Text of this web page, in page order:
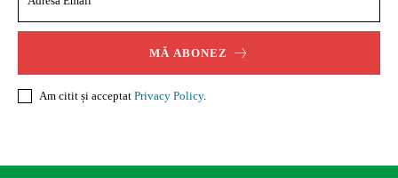
MĂ ABONEZ
Am citit și acceptat Privacy Policy.